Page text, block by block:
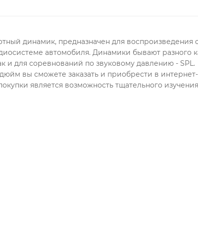
динамик, предназначен для воспроизведения
автомобиля. Динамики бывают разного
и для соревнований по звуковому давлению - SPL.
вы сможете заказать и приобрести в
является возможность тщательного